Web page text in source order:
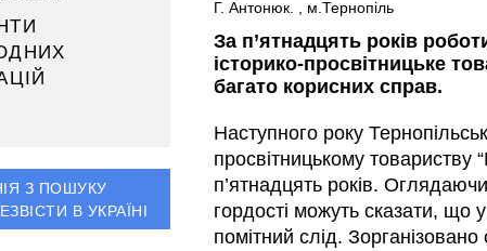
З ПОШУКУ
В УКРАЇНІ
Г. Антонюк. , м.Тернопіль
За п’ятнадцять років
історико-просвітницьке
багато корисних справ.
Наступного року
просвітницькому
п’ятнадцять років.
гордості можуть сказати, що
помітний слід.